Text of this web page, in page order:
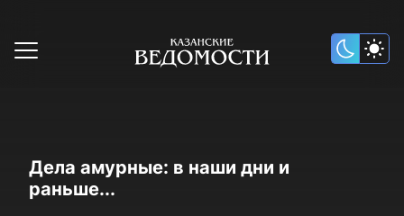
Дела амурные: в наши дни и
раньше...